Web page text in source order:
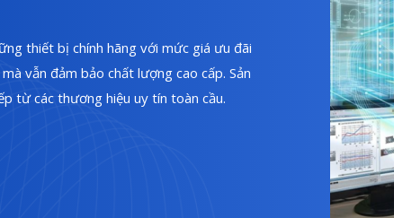
thiết bị chính hãng với mức giá ưu đãi
vẫn đảm bảo chất lượng cao cấp. Sản
từ các thương hiệu uy tín toàn cầu.